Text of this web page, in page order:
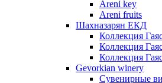
Areni key
Areni fruits
Шахназарян ЕКД
Коллекция
Коллекция
Коллекция
Gevorkian winery
Сувенирные